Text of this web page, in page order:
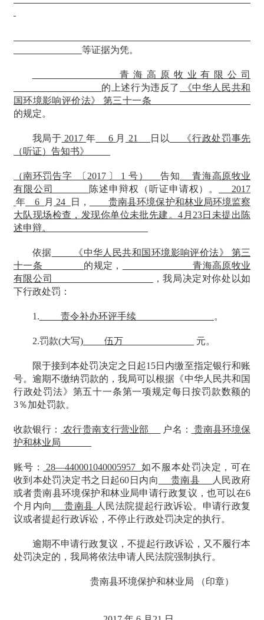
等证据为凭。
青海高原牧业有限公司
的上述行为违反了
《中华人民共和
国环境影响评价法》
第三十一条
的规定。
我局于 2017 年 6 月 21 日以
《行政处罚事先
（听证）告知书》
（南环罚告字 〔2017 〕 1 号）告知
青海高原牧业
有限公司
陈述申辩权（听证申请权）。
2017
年 6 月 24 日，
贵南县环境保护和林业局环境监察
大队现场检查，发现你单位未批先建。4月23日未提出陈
述申辩。
依据 《中华人民共和国环境影响评价法》
第三
十一条
的规定，
青海高原牧业
有限公司
，我局决定对你处以如
下行政处罚：
1. 责令补办环评手续 。
2.罚款(大写) 伍万 元。
限于接到本处罚决定之日起15日内缴至指定银行和账
号。逾期不缴纳罚款的，我局可以根据《中华人民共和国
行政处罚法》第五十一条第一项规定每日按罚款数额的
3％加处罚款。
收款银行： 农行贵南支行营业部 户名：
贵南县环境保
护和林业局
账号： 28—440001040005957如不服本处罚决定，可在
收到本处罚决定书之日起60日内向 贵南县
人民政府
或者贵南县环境保护和林业局申请行政复议，也可以在6
个月内向
贵南县 人民法院提起行政诉讼。申请行政复
议或者提起行政诉讼，不停止行政处罚决定的执行。
逾期不申请行政复议，不提起行政诉讼，又不履行本
处罚决定的，我局将依法申请人民法院强制执行。
贵南县环境保护和林业局 （印章）